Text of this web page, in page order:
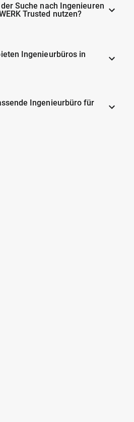
Suche nach Ingenieuren
Trusted nutzen?
Ingenieurbüros in
Ingenieurbüro für